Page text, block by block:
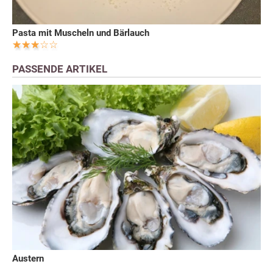
Pasta mit Muscheln und Bärlauch
PASSENDE ARTIKEL
Austern